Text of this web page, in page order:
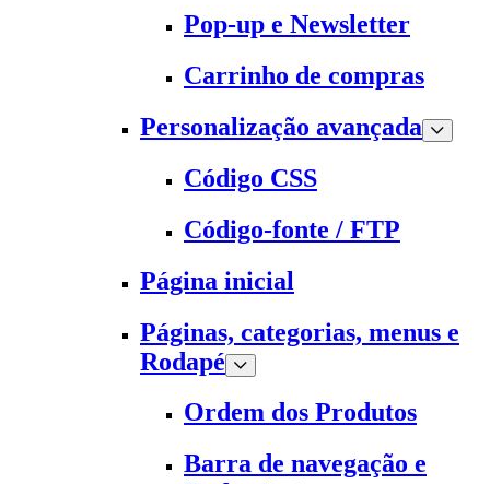
Pop-up e Newsletter
Carrinho de compras
Personalização avançada
Código CSS
Código-fonte / FTP
Página inicial
Páginas, categorias, menus e
Rodapé
Ordem dos Produtos
Barra de navegação e